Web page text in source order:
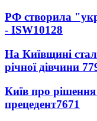
РФ створила
- ISW10128
На Київщині
річної дівчини
Київ про
прецедент7671